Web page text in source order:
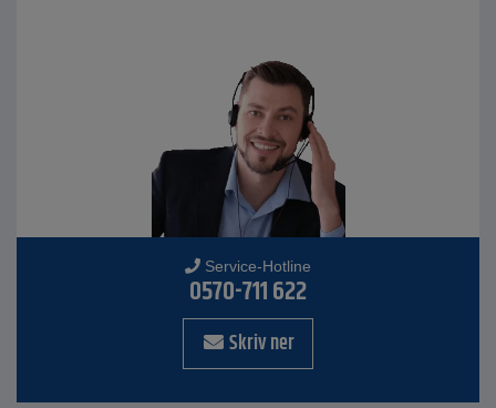
Service-Hotline
0570-711 622
Skriv ner